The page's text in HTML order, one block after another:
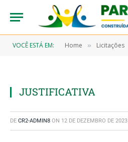
VOCÊ ESTÁ EM: Home » Licitações
JUSTIFICATIVA
DE CR2-ADMIN8 ON 12 DE DEZEMBRO DE 2023